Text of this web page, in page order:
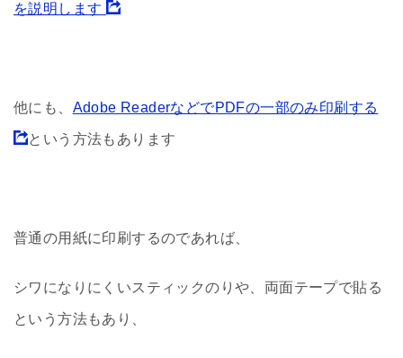
を説明します
他にも、 Adobe ReaderなどでPDFの一部のみ印刷する
という方法もあります
普通の用紙に印刷するのであれば、
シワになりにくいスティックのりや、両面テープで貼る
という方法もあり、